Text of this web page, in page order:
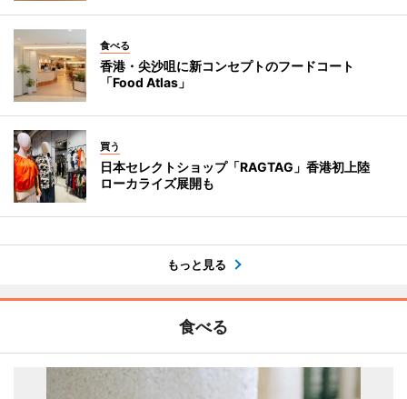
食べる
香港・尖沙咀に新コンセプトのフードコート
「Food Atlas」
買う
日本セレクトショップ「RAGTAG」香港初上陸
ローカライズ展開も
もっと見る
食べる